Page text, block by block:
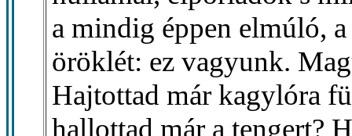
a mindig éppen elmúló,
öröklét: ez vagyunk.
Hajtottad már kagylóra
hallottad már a tengert?